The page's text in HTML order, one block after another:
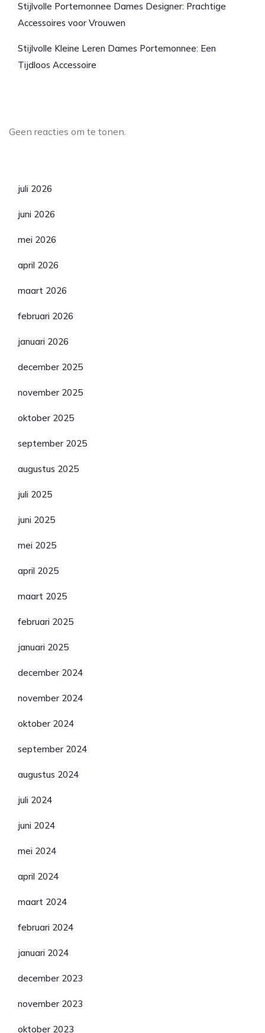
Stijlvolle Portemonnee Dames Designer: Prachtige
Accessoires voor Vrouwen
Stijlvolle Kleine Leren Dames Portemonnee: Een
Tijdloos Accessoire
Geen reacties om te tonen.
juli 2026
juni 2026
mei 2026
april 2026
maart 2026
februari 2026
januari 2026
december 2025
november 2025
oktober 2025
september 2025
augustus 2025
juli 2025
juni 2025
mei 2025
april 2025
maart 2025
februari 2025
januari 2025
december 2024
november 2024
oktober 2024
september 2024
augustus 2024
juli 2024
juni 2024
mei 2024
april 2024
maart 2024
februari 2024
januari 2024
december 2023
november 2023
oktober 2023